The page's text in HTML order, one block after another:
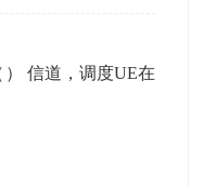
信道，调度UE在